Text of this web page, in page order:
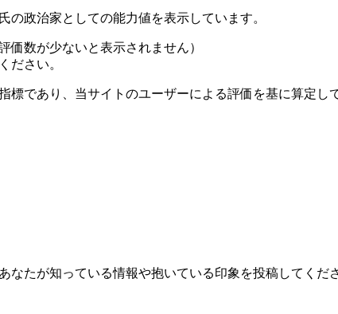
の政治家としての能力値を表示しています。
価数が少ないと表示されません）
ださい。
標であり、当サイトのユーザーによる評価を基に算定し
なたが知っている情報や抱いている印象を投稿してく